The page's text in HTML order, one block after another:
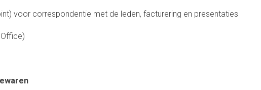
voor correspondentie met de leden, facturering en presentaties